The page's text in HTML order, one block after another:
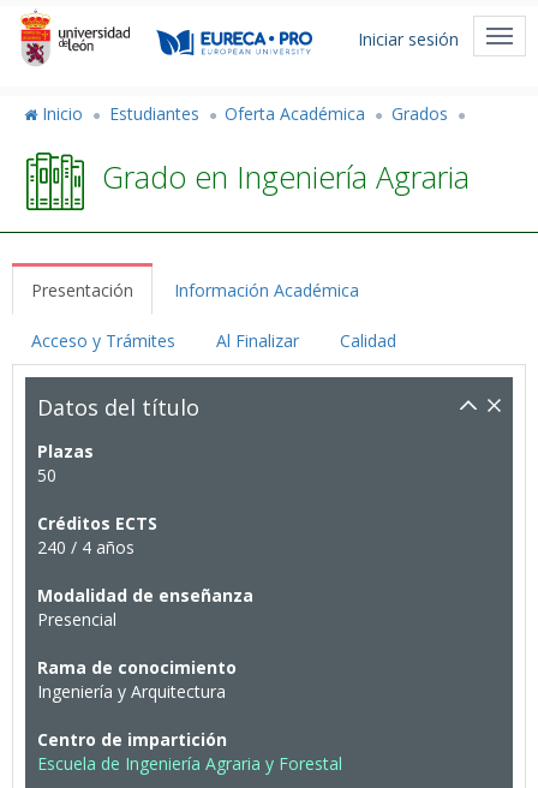
Pasar
contenido
Menú
cuenta
usuario
Iniciar sesión
Inicio Estudiantes Oferta Académica Grados
Grado en Ingeniería Agraria
Presentación Información Académica
Acceso y Trámites Al Finalizar Calidad
Datos del título
Plazas
50
Créditos ECTS
240 / 4 años
Modalidad de enseñanza
Presencial
Rama de conocimiento
Ingeniería y Arquitectura
Centro de impartición
Escuela de Ingeniería Agraria y Forestal